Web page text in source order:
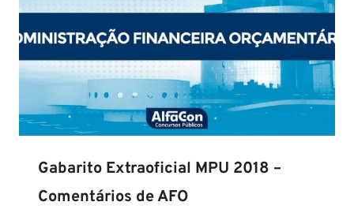
Gabarito Extraoficial MPU 2018 –
Comentários de AFO